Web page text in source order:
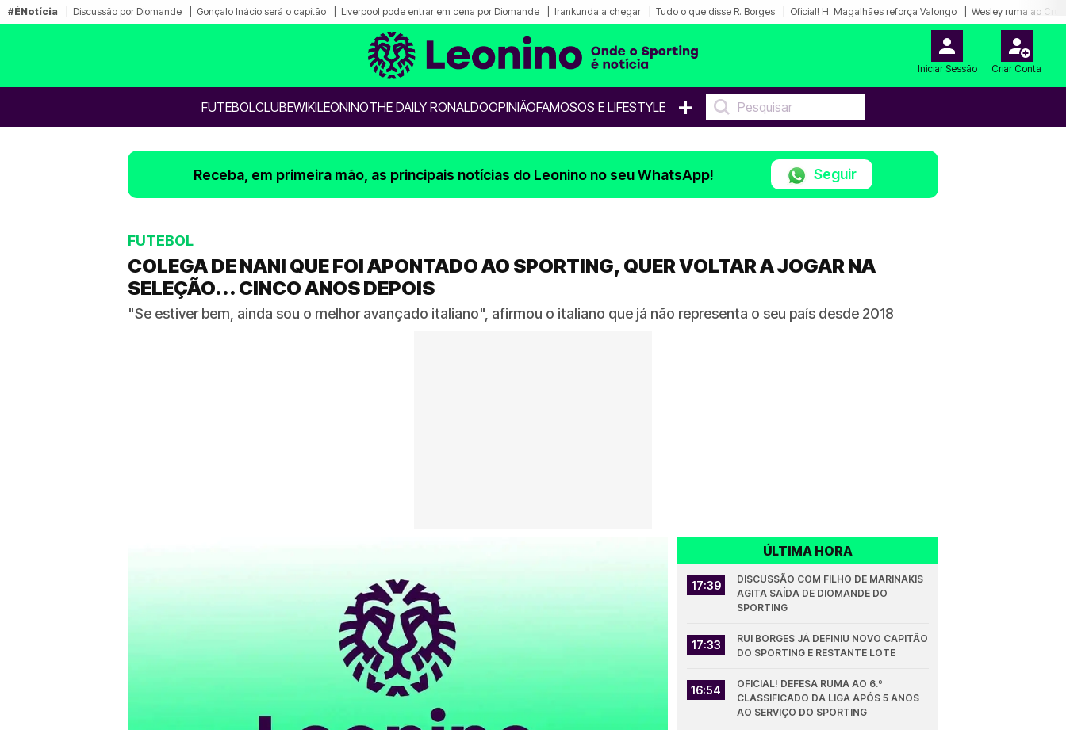
#ÉNotícia Discussão por Diomande Gonçalo Inácio será o capitão Liverpool pode entrar em cena por Diomande Irankunda a chegar Tudo o que disse R. Borges Oficial! H. Magalhães reforça Valongo Wesley ruma ao
Iniciar Sessão Criar Conta
FUTEBOLCLUBEWIKILEONINOTHE DAILY RONALDOOPINIÃOFAMOSOS E LIFESTYLE +
Receba, em primeira mão, as principais notícias do Leonino no seu WhatsApp! Seguir
FUTEBOL
COLEGA DE NANI QUE FOI APONTADO AO SPORTING, QUER VOLTAR A JOGAR NA
SELEÇÃO... CINCO ANOS DEPOIS
"Se estiver bem, ainda sou o melhor avançado italiano", afirmou o italiano que já não representa o seu país desde 2018
ÚLTIMA HORA
17:39
DISCUSSÃO COM FILHO DE MARINAKIS
AGITA SAÍDA DE DIOMANDE DO
SPORTING
17:33
RUI BORGES JÁ DEFINIU NOVO CAPITÃO
DO SPORTING E RESTANTE LOTE
16:54
OFICIAL! DEFESA RUMA AO 6.º
CLASSIFICADO DA LIGA APÓS 5 ANOS
AO SERVIÇO DO SPORTING